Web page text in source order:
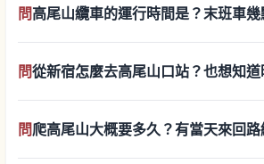
問高尾山纜車的運行時間是？末班車幾
問從新宿怎麼去高尾山口站？也想知
問爬高尾山大概要多久？有當天來回路